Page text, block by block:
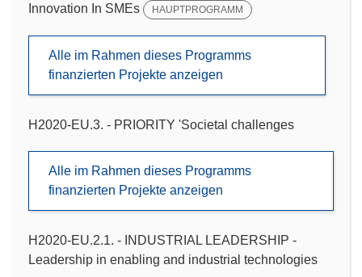
Innovation In SMEs
HAUPTPROGRAMM
Alle im Rahmen dieses Programms
finanzierten Projekte anzeigen
H2020-EU.3. - PRIORITY 'Societal challenges
Alle im Rahmen dieses Programms
finanzierten Projekte anzeigen
H2020-EU.2.1. - INDUSTRIAL LEADERSHIP -
Leadership in enabling and industrial technologies